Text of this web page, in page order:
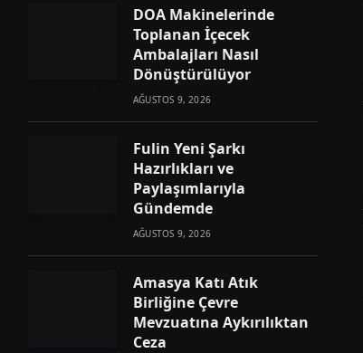
DOA Makinelerinde
Toplanan İçecek
Ambalajları Nasıl
Dönüştürülüyor
AĞUSTOS 9, 2026
Fulin Yeni Şarkı
Hazırlıkları ve
Paylaşımlarıyla
Gündemde
AĞUSTOS 9, 2026
Amasya Katı Atık
Birliğine Çevre
Mevzuatına Aykırılıktan
Ceza